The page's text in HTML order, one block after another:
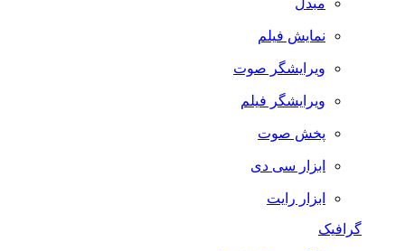
مبدل
نمایش فیلم
ویرایشگر صوت
ویرایشگر فیلم
پخش صوت
ابزار سی دی
ابزار رایت
گرافیک